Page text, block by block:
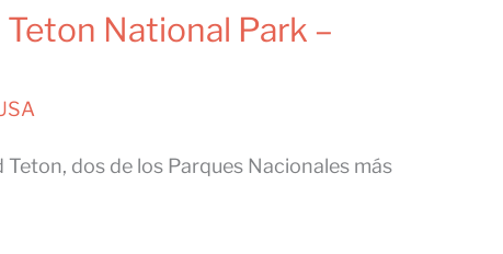
National Park –
dos de los Parques Nacionales más